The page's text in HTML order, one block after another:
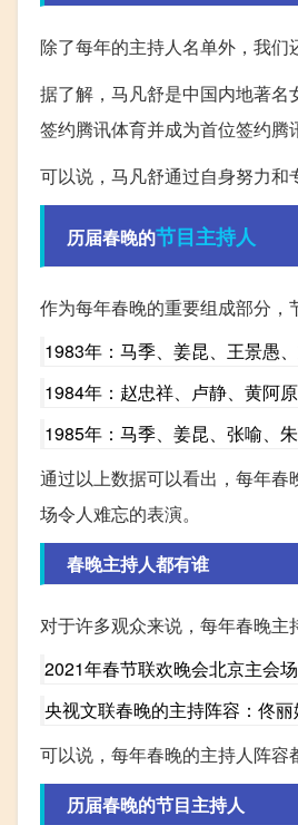
除了每年的主持人名单外，我们
据了解，马凡舒是中国内地著名
签约腾讯体育并成为首位签约腾
可以说，马凡舒通过自身努力和
历届春晚的节目主持人
作为每年春晚的重要组成部分，
1983年：马季、姜昆、王景愚
1984年：赵忠祥、卢静、黄阿
1985年：马季、姜昆、张喻、
通过以上数据可以看出，每年
场令人难忘的表演。
春晚主持人都有谁
对于许多观众来说，每年春晚主
2021年春节联欢晚会北京主会
央视文联春晚的主持阵容：佟
可以说，每年春晚的主持人阵容
历届春晚的节目主持人